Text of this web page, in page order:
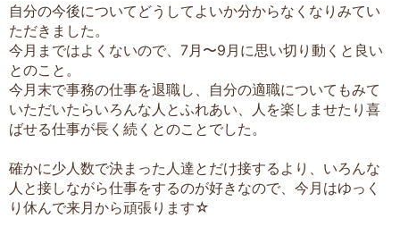
自分の今後についてどうしてよいか分からなくなりみてい
ただきました。
今月まではよくないので、7月〜9月に思い切り動くと良い
とのこと。
今月末で事務の仕事を退職し、自分の適職についてもみて
いただいたらいろんな人とふれあい、人を楽しませたり喜
ばせる仕事が長く続くとのことでした。
確かに少人数で決まった人達とだけ接するより、いろんな
人と接しながら仕事をするのが好きなので、今月はゆっく
り休んで来月から頑張ります☆